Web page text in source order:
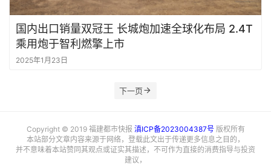
国内出口销量双冠王 长城炮加速全球化布局 2.4T
乘用炮于智利燃擎上市
2025年1月23日
下一页
Copyright © 2019 福建都市快报 滇ICP备2023004387号版权所有
本站部分文章内容来源于网络，登载此文出于传递更多信息之目的，
并不意味着本站赞同其观点或证实其描述，不可作为直接的消费指导与投资
建议，